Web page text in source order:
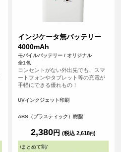
インジケータ無バッテリー
4000mAh
モバイルバッテリー / オリジナル
全1色
コンセントがない外出先でも、スマ
ートフォンやタブレット等の充電が
手軽にできる優れもの！
UVインクジェット印刷
ABS（プラスティック）樹脂
2,380円 (税込 2,618円)
\まとめて割/